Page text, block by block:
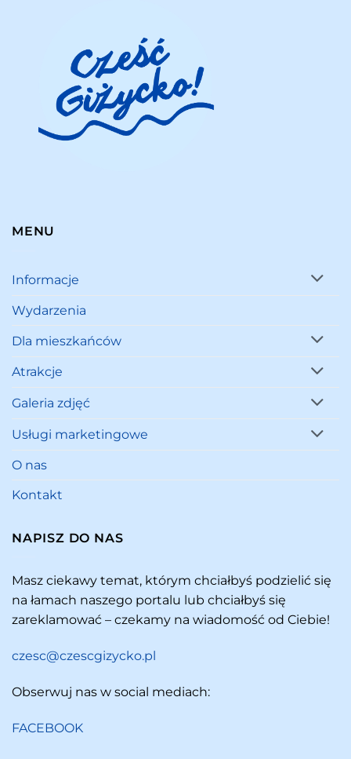
MENU
Informacje
Wydarzenia
Dla mieszkańców
Atrakcje
Galeria zdjęć
Usługi marketingowe
O nas
Kontakt
NAPISZ DO NAS
Masz ciekawy temat, którym chciałbyś podzielić się
na łamach naszego portalu lub chciałbyś się
zareklamować – czekamy na wiadomość od Ciebie!
czesc@czescgizycko.pl
Obserwuj nas w social mediach:
FACEBOOK